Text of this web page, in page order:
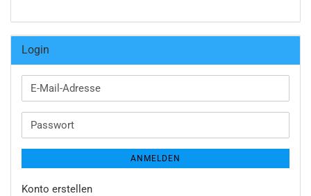
Login
E-
Mail-
Passwort
ANMELDEN
Konto erstellen